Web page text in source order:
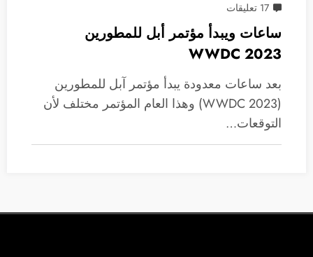
17 تعليقات
ساعات ويبدأ مؤتمر أبل للمطورين
WWDC 2023
بعد ساعات معدودة يبدأ مؤتمر آبل للمطورين
(WWDC 2023) وهذا العام المؤتمر مختلف لأن
التوقعات…